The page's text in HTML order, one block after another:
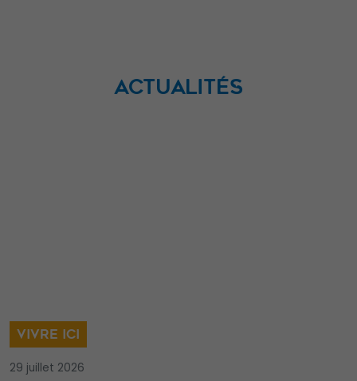
ACTUALITÉS
VIVRE ICI
29 juillet 2026